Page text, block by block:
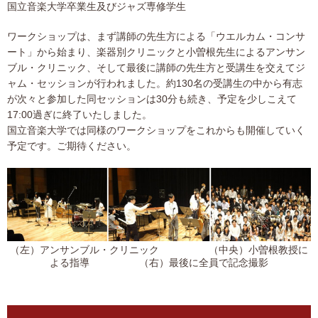
国立音楽大学卒業生及びジャズ専修学生
ワークショップは、まず講師の先生方による「ウエルカム・コンサ
ート」から始まり、楽器別クリニックと小曽根先生によるアンサン
ブル・クリニック、そして最後に講師の先生方と受講生を交えてジ
ャム・セッションが行われました。約130名の受講生の中から有志
が次々と参加した同セッションは30分も続き、予定を少しこえて
17:00過ぎに終了いたしました。
国立音楽大学では同様のワークショップをこれからも開催していく
予定です。ご期待ください。
（左）アンサンブル・クリニック （中央）小曽根教授に
よる指導 （右）最後に全員で記念撮影